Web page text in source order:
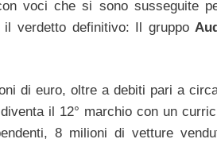
voci che si sono susseguite
verdetto definitivo: Il gruppo
di euro, oltre a debiti pari a
il 12° marchio con un
8 milioni di vetture